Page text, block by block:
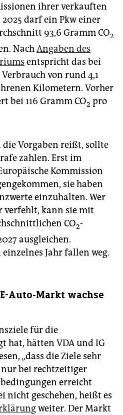
ihrer verkauften
2025 darf ein Pkw einer
93,6 Gramm CO2
NachAngaben des
entspricht das bei
von rund 4,1
Kilometern. Vorher
bei 116 Gramm CO2 pro
Vorgaben reißt, sollte
zahlen. Erst im
Kommission
sie haben
einzuhalten. Wer
verfehlt, kann sie mit
CO2-
ausgleichen.
Jahr fallen weg.
Auto-Markt wachse
für die
hat, hätten VDA und IG
„dass die Ziele sehr
bei rechtzeitiger
erreicht
nicht geschehen, heißt es
weiter. Der Markt